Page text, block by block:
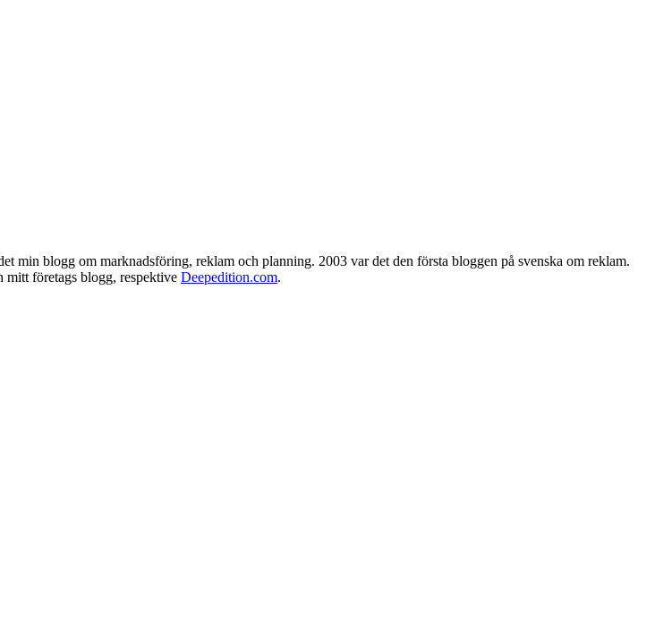
min blogg om marknadsföring, reklam och planning. 2003 var det den första bloggen på svenska om reklam.
mitt företags blogg, respektive Deepedition.com.